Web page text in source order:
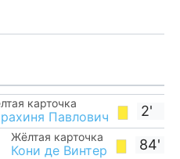
2'
карточка
Павлович
84'
Жёлтая карточка
Кони де Винтер